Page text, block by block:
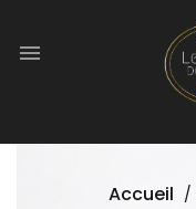

Accueil